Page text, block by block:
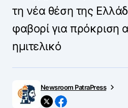
τη νέα θέση της
φαβορί για πρόκριση
ημιτελικό
Newsroom PatraPress